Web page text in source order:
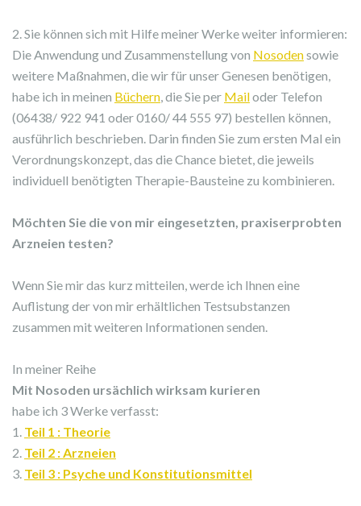
2. Sie können sich mit Hilfe meiner Werke weiter informieren:
Die Anwendung und Zusammenstellung von Nosodensowie
weitere Maßnahmen, die wir für unser Genesen benötigen,
habe ich in meinen Büchern , die Sie per Mailoder Telefon
(06438/ 922 941 oder 0160/ 44 555 97) bestellen können,
ausführlich beschrieben. Darin finden Sie zum ersten Mal ein
Verordnungskonzept, das die Chance bietet, die jeweils
individuell benötigten Therapie-Bausteine zu kombinieren.
Möchten Sie die von mir eingesetzten, praxiserprobten
Arzneien testen?
Wenn Sie mir das kurz mitteilen, werde ich Ihnen eine
Auflistung der von mir erhältlichen Testsubstanzen
zusammen mit weiteren Informationen senden.
In meiner Reihe
Mit Nosoden ursächlich wirksam kurieren
habe ich 3 Werke verfasst:
1. Teil 1 : Theorie
2. Teil 2 : Arzneien
3. Teil 3 : Psyche und Konstitutionsmittel